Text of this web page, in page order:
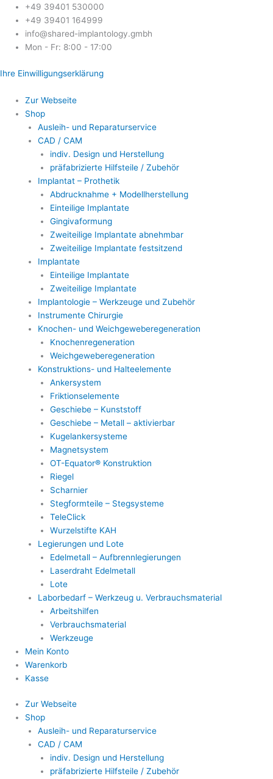
Zum
Inhalt
springen
+49 39401 530000
+49 39401 164999
info@shared-implantology.gmbh
Mon - Fr: 8:00 - 17:00
Ihre Einwilligungserklärung
Zur Webseite
Shop
Ausleih- und Reparaturservice
CAD / CAM
indiv. Design und Herstellung
präfabrizierte Hilfsteile / Zubehör
Implantat – Prothetik
Abdrucknahme + Modellherstellung
Einteilige Implantate
Gingivaformung
Zweiteilige Implantate abnehmbar
Zweiteilige Implantate festsitzend
Implantate
Einteilige Implantate
Zweiteilige Implantate
Implantologie – Werkzeuge und Zubehör
Instrumente Chirurgie
Knochen- und Weichgeweberegeneration
Knochenregeneration
Weichgeweberegeneration
Konstruktions- und Halteelemente
Ankersystem
Friktionselemente
Geschiebe – Kunststoff
Geschiebe – Metall – aktivierbar
Kugelankersysteme
Magnetsystem
OT-Equator® Konstruktion
Riegel
Scharnier
Stegformteile – Stegsysteme
TeleClick
Wurzelstifte KAH
Legierungen und Lote
Edelmetall – Aufbrennlegierungen
Laserdraht Edelmetall
Lote
Laborbedarf – Werkzeug u. Verbrauchsmaterial
Arbeitshilfen
Verbrauchsmaterial
Werkzeuge
Mein Konto
Warenkorb
Kasse
Zur Webseite
Shop
Ausleih- und Reparaturservice
CAD / CAM
indiv. Design und Herstellung
präfabrizierte Hilfsteile / Zubehör